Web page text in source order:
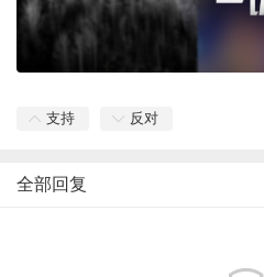
支持 反对
全部回复